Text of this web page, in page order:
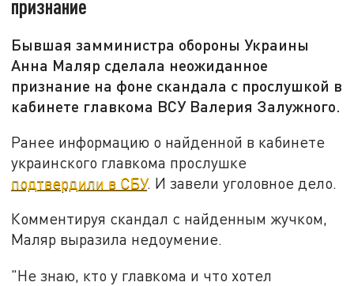
признание
Бывшая замминистра обороны Украины
Анна Маляр сделала неожиданное
признание на фоне скандала с прослушкой в
кабинете главкома ВСУ Валерия Залужного.
Ранее информацию о найденной в кабинете
украинского главкома прослушке
подтвердили в СБУ. И завели уголовное дело.
Комментируя скандал с найденным жучком,
Маляр выразила недоумение.
"Не знаю, кто у главкома и что хотел